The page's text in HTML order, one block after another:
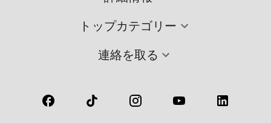
トップカテゴリー
連絡を取る